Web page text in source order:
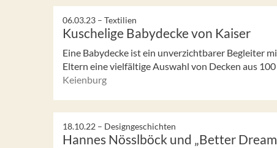
06.03.23 – Textilien
Kuschelige Babydecke von Kaiser
Eine Babydecke ist ein unverzichtbarer Begleiter
Eltern eine vielfältige Auswahl von Decken aus
Keienburg
18.10.22 – Designgeschichten
Hannes Nösslböck und „Better